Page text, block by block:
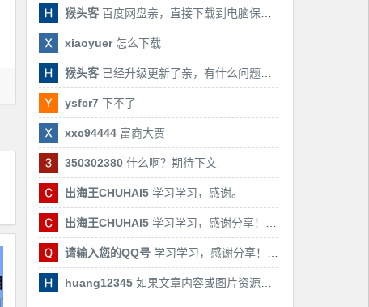
猴头客百度网盘亲，直接下载到电脑保存亲，后期有课还会更新
xiaoyuer怎么下载
猴头客已经升级更新了亲，有什么问题随时联系我！
ysfcr7下不了
xxc94444富商大贾
350302380什么啊？期待下文
出海王CHUHAI5学习学习，感谢。
出海王CHUHAI5学习学习，感谢分享！！！
请输入您的QQ号学习学习，感谢分享！！！
huang12345如果文章内容或图片资源失效，请留言反馈，我